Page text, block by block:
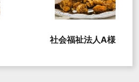
社会福祉法人A様